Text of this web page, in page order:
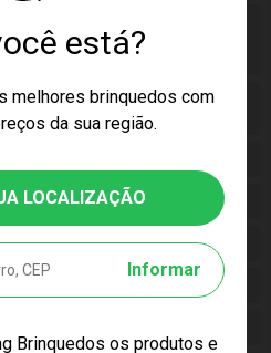
está?
melhores brinquedos com
da sua região.
LOCALIZAÇÃO
Informar
Brinquedos os produtos e
e o produto. Imagens